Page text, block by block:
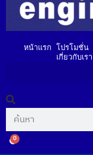
หน้าแรก โปรโมชั่น
เกี่ยวกับเรา
0